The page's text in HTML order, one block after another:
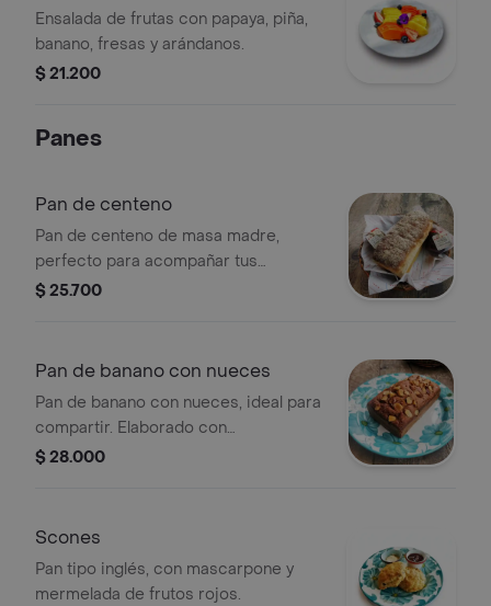
Ensalada de frutas con papaya, piña,
banano, fresas y arándanos.
$ 21.200
Panes
Pan de centeno
Pan de centeno de masa madre,
perfecto para acompañar tus
comidas. Incluye miel de abeja y
$ 25.700
Pan de banano con nueces
Pan de banano con nueces, ideal para
compartir. Elaborado con
ingredientes frescos y nueces
$ 28.000
Scones
Pan tipo inglés, con mascarpone y
mermelada de frutos rojos.